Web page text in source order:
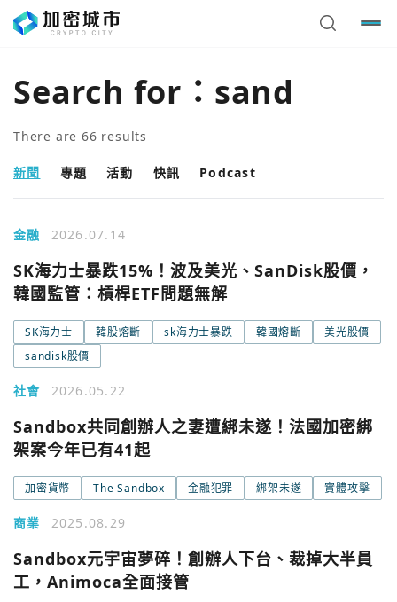
Search for： sand
There are 66 results
新聞 專題 活動 快訊 Podcast
金融 2026.07.14
SK海力士暴跌15%！波及美光、SanDisk股價，
韓國監管：槓桿ETF問題無解
SK海力士 韓股熔斷 sk海力士暴跌 韓國熔斷
美光股價
sandisk股價
社會 2026.05.22
Sandbox共同創辦人之妻遭綁未遂！法國加密綁
架案今年已有41起
加密貨幣 The Sandbox 金融犯罪 綁架未遂 實體攻擊
商業 2025.08.29
Sandbox元宇宙夢碎！創辦人下台、裁掉大半員
工，Animoca全面接管